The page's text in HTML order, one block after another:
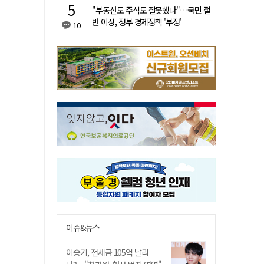
10
"부동산도 주식도 잘못했다"…국민 절
반 이상, 정부 경제정책 '부정'
이슈&뉴스
이승기, 전세금 105억 날리